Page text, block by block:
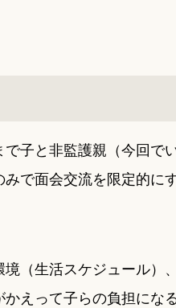
子と非監護親（今回で
で面会交流を限定的に
（生活スケジュール）
えって子らの負担にな